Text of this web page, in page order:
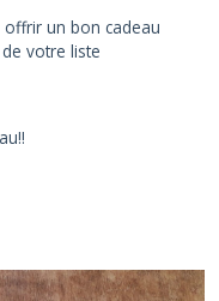
un bon cadeau
votre liste